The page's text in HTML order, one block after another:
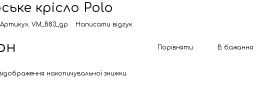
крісло Polo
Артикул: VM_883_gp Написати відгук
Порівняти В бажання
накопичувальної знижки